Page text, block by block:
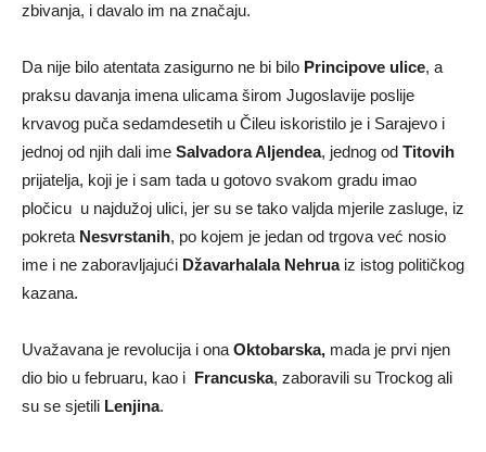
zbivanja, i davalo im na značaju.
Da nije bilo atentata zasigurno ne bi bilo Principove ulice, a
praksu davanja imena ulicama širom Jugoslavije poslije
krvavog puča sedamdesetih u Čileu iskoristilo je i Sarajevo i
jednoj od njih dali ime Salvadora Aljendea, jednog od Titovih
prijatelja, koji je i sam tada u gotovo svakom gradu imao
pločicu u najdužoj ulici, jer su se tako valjda mjerile zasluge, iz
pokreta Nesvrstanih, po kojem je jedan od trgova već nosio
ime i ne zaboravljajući Džavarhalala Nehruaiz istog političkog
kazana.
Uvažavana je revolucija i ona Oktobarska, mada je prvi njen
dio bio u februaru, kao i Francuska, zaboravili su Trockog ali
su se sjetili Lenjina.